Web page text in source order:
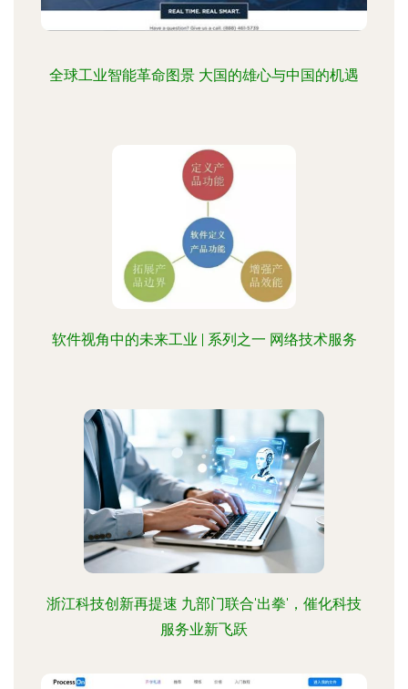
全球工业智能革命图景 大国的雄心与中国的机遇
软件视角中的未来工业 | 系列之一 网络技术服务
浙江科技创新再提速 九部门联合'出拳'，催化科技
服务业新飞跃